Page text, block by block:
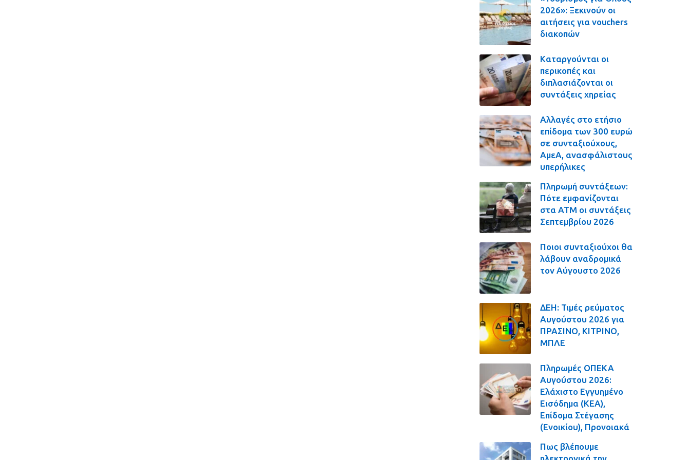
2026»: Ξεκινούν οι
αιτήσεις για vouchers
διακοπών
Καταργούνται οι
περικοπές και
διπλασιάζονται οι
συντάξεις χηρείας
Αλλαγές στο ετήσιο
επίδομα των 300 ευρώ
σε συνταξιούχους,
ΑμεΑ, ανασφάλιστους
υπερήλικες
Πληρωμή συντάξεων:
Πότε εμφανίζονται
στα ΑΤΜ οι συντάξεις
Σεπτεμβρίου 2026
Ποιοι συνταξιούχοι θα
λάβουν αναδρομικά
τον Αύγουστο 2026
ΔΕΗ: Τιμές ρεύματος
Αυγούστου 2026 για
ΠΡΑΣΙΝΟ, ΚΙΤΡΙΝΟ,
ΜΠΛΕ
Πληρωμές ΟΠΕΚΑ
Αυγούστου 2026:
Ελάχιστο Εγγυημένο
Εισόδημα (ΚΕΑ),
Επίδομα Στέγασης
(Ενοικίου), Προνοιακά
Πως βλέπουμε